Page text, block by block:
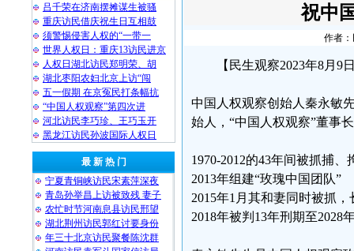
吕千荣在济南摆摊谋生被骚
重庆访民借庆祝生日互相鼓
须警惕侵害人权的“一带一
世界人权日：重庆13访民进京
人权日湖北访民郑明荣、胡
湖北枣阳农妇北京上访“闯
五一假期 在京冤民打条幅抗
“中国人权观察”第四次进
河北访民李巧珍、王巧玉开
黑龙江访民孙波国际人权日
最 新 热 门
宁夏青铜峡访民宋素萍深夜
青岛孙举昌上访被致残 妻子
农忙时节河南息县访民邢望
湖北荆州访民郭红讨要身份
年三十北京访民聚餐陈沈群
祝中
作者：
【民生观察2023年8月
中国人权观察创始人秦永敏
始人，“中国人权观察”董事
1970-2012的43年间被抓捕、
2013年组建“玫瑰中国团队”
2015年1月其和妻同时被抓，
2018年被判13年刑期至2028